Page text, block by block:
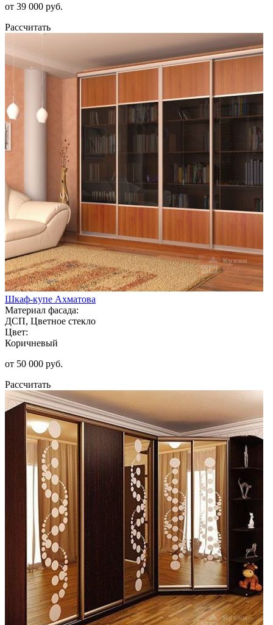
от 39 000 руб.
Рассчитать
Шкаф-купе Ахматова
Материал фасада:
ДСП, Цветное стекло
Цвет:
Коричневый
от 50 000 руб.
Рассчитать